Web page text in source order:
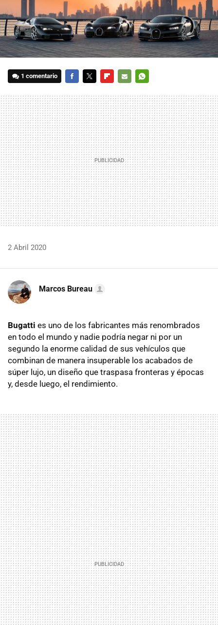
1 comentario
MAIL
2 Abril 2020
Marcos Bureau
Bugatti es uno de los fabricantes más renombrados
en todo el mundo y nadie podría negar ni por un
segundo la enorme calidad de sus vehículos que
combinan de manera insuperable los acabados de
súper lujo, un diseño que traspasa fronteras y épocas
y, desde luego, el rendimiento.